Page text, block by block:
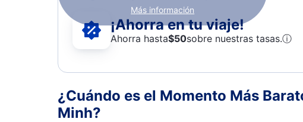
Más información
¡Ahorra en tu viaje!
Ahorra hasta$50sobre nuestras tasas.ⓘ
¿Cuándo es el Momento Más
Minh?